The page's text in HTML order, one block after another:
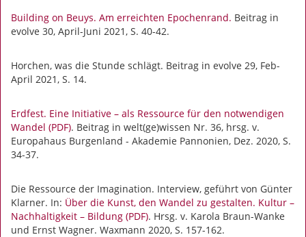
Building on Beuys. Am erreichten Epochenrand. Beitrag in
evolve 30, April-Juni 2021, S. 40-42.
Horchen, was die Stunde schlägt. Beitrag in evolve 29, Feb-
April 2021, S. 14.
Erdfest. Eine Initiative – als Ressource für den notwendigen
Wandel (PDF). Beitrag in welt(ge)wissen Nr. 36, hrsg. v.
Europahaus Burgenland - Akademie Pannonien, Dez. 2020, S.
34-37.
Die Ressource der Imagination. Interview, geführt von Günter
Klarner. In: Über die Kunst, den Wandel zu gestalten. Kultur –
Nachhaltigkeit – Bildung (PDF). Hrsg. v. Karola Braun-Wanke
und Ernst Wagner. Waxmann 2020, S. 157-162.